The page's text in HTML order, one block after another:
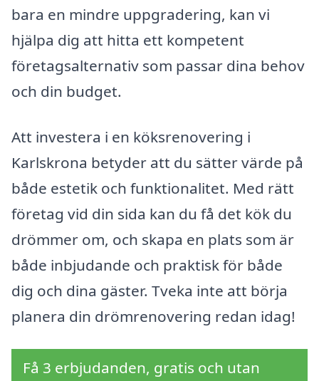
bara en mindre uppgradering, kan vi
hjälpa dig att hitta ett kompetent
företagsalternativ som passar dina behov
och din budget.
Att investera i en köksrenovering i
Karlskrona betyder att du sätter värde på
både estetik och funktionalitet. Med rätt
företag vid din sida kan du få det kök du
drömmer om, och skapa en plats som är
både inbjudande och praktisk för både
dig och dina gäster. Tveka inte att börja
planera din drömrenovering redan idag!
Få 3 erbjudanden, gratis och utan